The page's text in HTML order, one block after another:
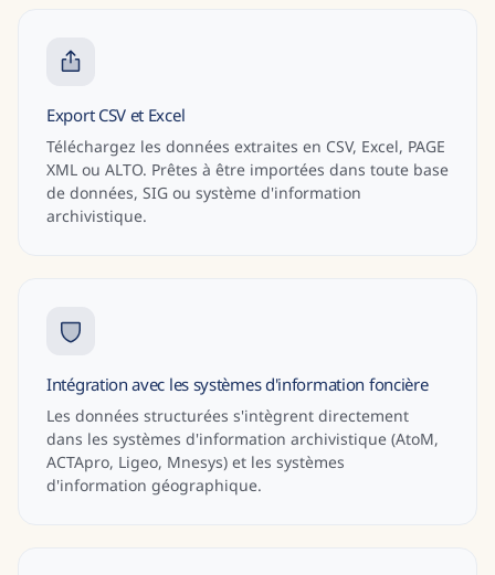
Export CSV et Excel
Téléchargez les données extraites en CSV, Excel, PAGE
XML ou ALTO. Prêtes à être importées dans toute base
de données, SIG ou système d'information
archivistique.
Intégration avec les systèmes d'information foncière
Les données structurées s'intègrent directement
dans les systèmes d'information archivistique (AtoM,
ACTApro, Ligeo, Mnesys) et les systèmes
d'information géographique.